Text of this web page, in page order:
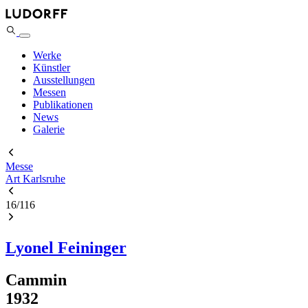
Werke
Künstler
Ausstellungen
Messen
Publikationen
News
Galerie
Messe
Art Karlsruhe
16/116
Lyonel Feininger
Cammin
1932